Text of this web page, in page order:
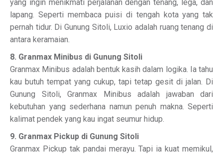
yang ingin menikmati perjalanan dengan tenang, lega, dan
lapang. Seperti membaca puisi di tengah kota yang tak
pernah tidur. Di Gunung Sitoli, Luxio adalah ruang tenang di
antara keramaian.
8. Granmax Minibus di Gunung Sitoli
Granmax Minibus adalah bentuk kasih dalam logika. Ia tahu
kau butuh tempat yang cukup, tapi tetap gesit di jalan. Di
Gunung Sitoli, Granmax Minibus adalah jawaban dari
kebutuhan yang sederhana namun penuh makna. Seperti
kalimat pendek yang kau ingat seumur hidup.
9. Granmax Pickup di Gunung Sitoli
Granmax Pickup tak pandai merayu. Tapi ia kuat memikul,